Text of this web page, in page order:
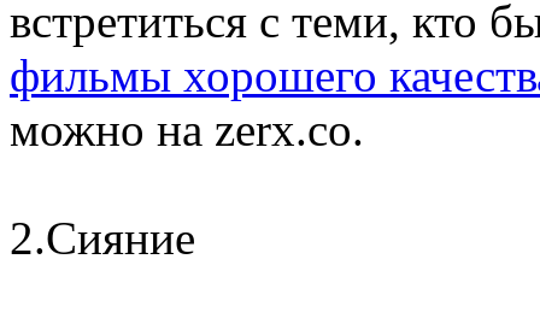
встретиться с теми, кто
фильмы хорошего
можно на zerx.co.
2.Сияние